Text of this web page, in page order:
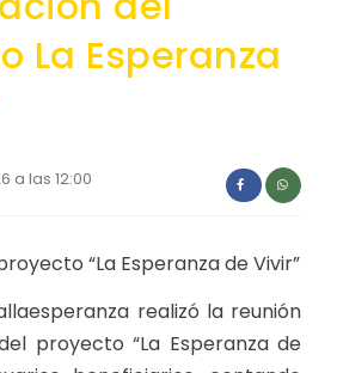
y Ordenamiento Territorial -
y balances
La Esperanza
a las 12:00
“La Esperanza de Vivir”
realizó la reunión
proyecto “La Esperanza de